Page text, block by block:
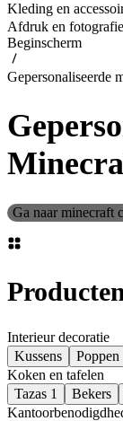
Kleding en
Afdruk en fotografie
Beginscherm
Gepersonaliseerde
Ga naar minecraft
Interieur decoratie
Kussens
Poppen
Koken en tafelen
Tazas 1
Bekers